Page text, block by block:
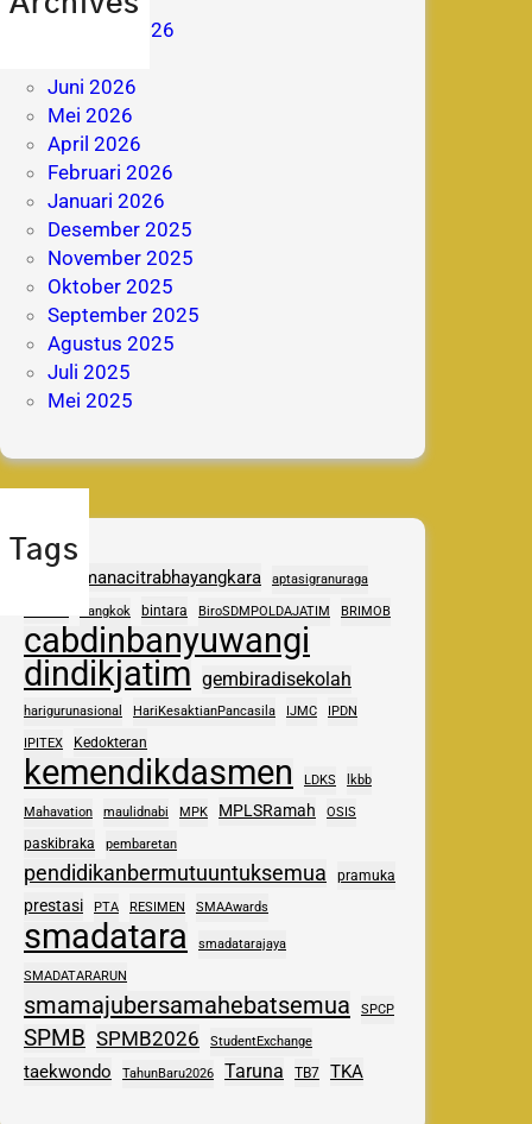
Agustus 2026
Juni 2026
Mei 2026
April 2026
Februari 2026
Januari 2026
Desember 2025
November 2025
Oktober 2025
September 2025
Agustus 2025
Juli 2025
Mei 2025
Tags
adhipramanacitrabhayangkara aptasigranuraga
Bangkok bintara BiroSDMPOLDAJATIM BRIMOB
cabdinbanyuwangi
dindikjatim gembiradisekolah
harigurunasional HariKesaktianPancasila IJMC IPDN
IPITEX Kedokteran
kemendikdasmen LDKS lkbb
Mahavation maulidnabi MPK MPLSRamah OSIS
paskibraka pembaretan
pendidikanbermutuuntuksemua pramuka
prestasi PTA RESIMEN SMAAwards
smadatara smadatarajaya
SMADATARARUN
smamajubersamahebatsemua SPCP
SPMB SPMB2026 StudentExchange
taekwondo TahunBaru2026 Taruna TB7 TKA